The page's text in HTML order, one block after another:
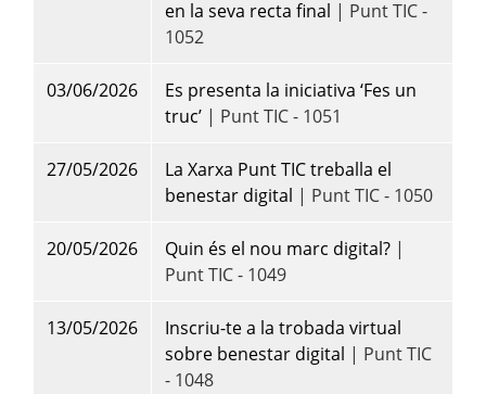
en la seva recta final | Punt TIC -
1052
03/06/2026
Es presenta la iniciativa ‘Fes un
truc’ | Punt TIC - 1051
27/05/2026
La Xarxa Punt TIC treballa el
benestar digital | Punt TIC - 1050
20/05/2026 Quin és el nou marc digital? |
Punt TIC - 1049
13/05/2026
Inscriu-te a la trobada virtual
sobre benestar digital | Punt TIC
- 1048